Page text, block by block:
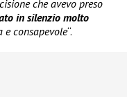
che avevo preso
in silenzio molto
e consapevole“.